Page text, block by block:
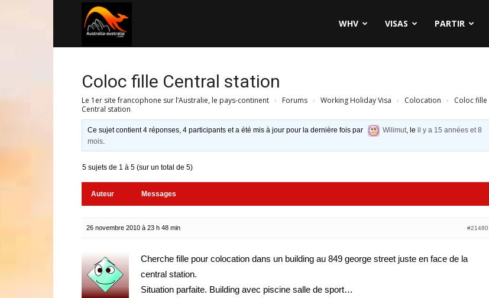
WHV VISAS PARTIR
Coloc fille Central station
Le 1er site francophone sur l’Australie, le pays-continent › Forums › Working Holiday Visa › Colocation ›
Coloc fille
Central station
Ce sujet contient 4 réponses, 4 participants et a été mis à jour pour la dernière fois par Wilimut, leil y a 15 années et 8
mois.
5 sujets de 1 à 5 (sur un total de 5)
Auteur Messages
26 novembre 2010 à 23 h 48 min #21480
Cherche fille pour colocation dans un building au 849 george street juste en face de la
central station.
Situation parfaite. Building avec piscine salle de sport…